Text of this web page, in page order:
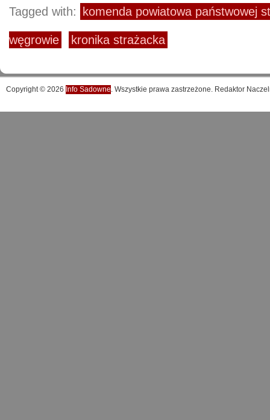
Tagged with: komenda powiatowa państwowej
węgrowie kronika strażacka
Copyright © 2026 Info Sadowne. Wszystkie prawa zastrzeżone. Redaktor